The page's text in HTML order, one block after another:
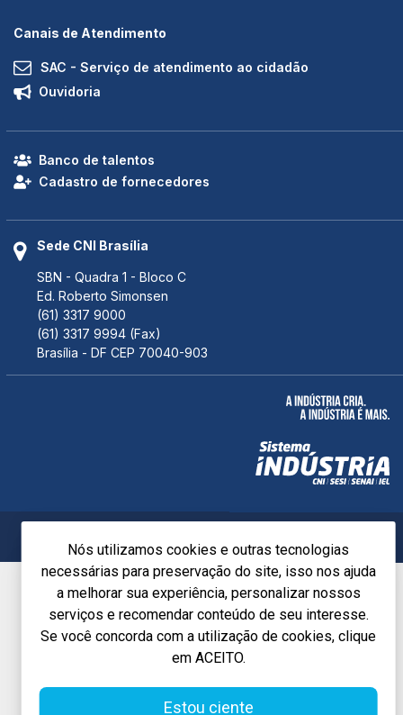
Canais de Atendimento
SAC - Serviço de atendimento ao cidadão
Ouvidoria
Banco de talentos
Cadastro de fornecedores
Sede CNI Brasília
SBN - Quadra 1 - Bloco C
Ed. Roberto Simonsen
(61) 3317 9000
(61) 3317 9994 (Fax)
Brasília - DF CEP 70040-903
Nós utilizamos cookies e outras tecnologias
necessárias para preservação do site, isso nos ajuda
a melhorar sua experiência, personalizar nossos
serviços e recomendar conteúdo de seu interesse.
Se você concorda com a utilização de cookies, clique
em ACEITO.
Estou ciente